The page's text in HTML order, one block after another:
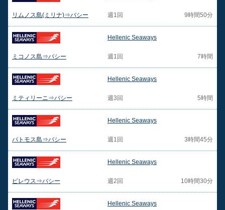
リムノス島(ミリナ)⇒バシー 週1回 9時間50分
Hellenic Seaways
ミコノス島⇒バシー 週1回 7時間
Hellenic Seaways
ミティリーニ⇒バシー 週3回 5時間
Hellenic Seaways
パトモス島⇒バシー 週1回 3時間45分
Hellenic Seaways
ピレウス⇒バシー 週2回 10時間30分
Hellenic Seaways